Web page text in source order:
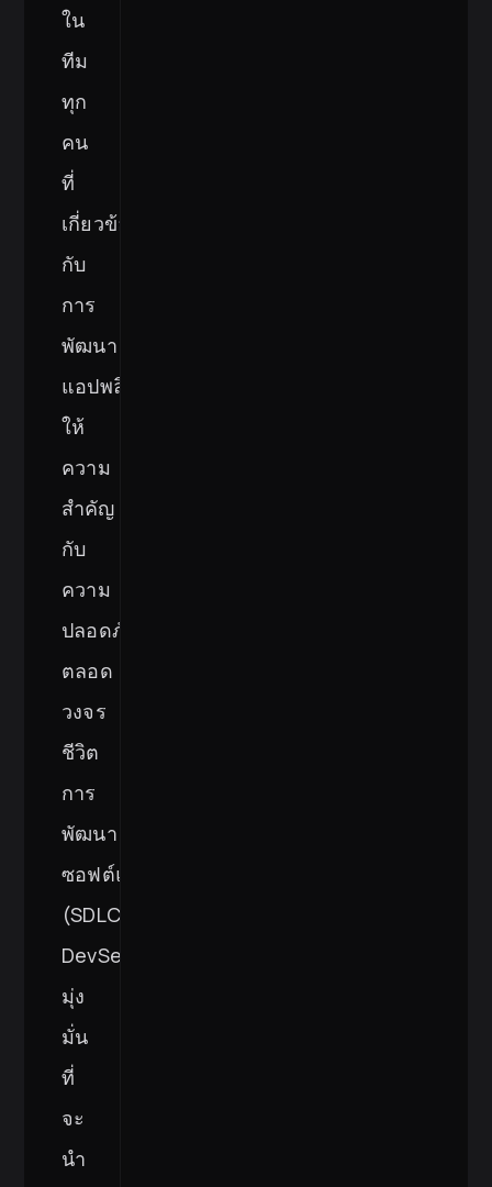
ใน
ทีม
ทุก
คน
ที่
เกี่ยวข้อง
กับ
การ
พัฒนา
แอปพลิเคชัน
ให้
ความ
สำคัญ
กับ
ความ
ปลอดภัย
ตลอด
วงจร
ชีวิต
การ
พัฒนา
ซอฟต์แวร์
(SDLC)
DevSecOps
มุ่ง
มั่น
ที่
จะ
นำ